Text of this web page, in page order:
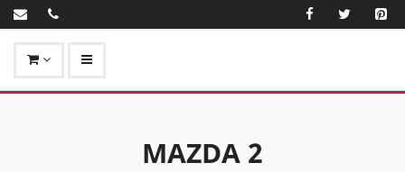
MAZDA 2